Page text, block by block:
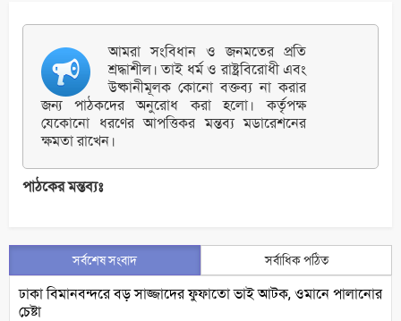
আমরা সংবিধান ও জনমতের প্রতি
শ্রদ্ধাশীল। তাই ধর্ম ও রাষ্ট্রবিরোধী এবং
উষ্কানীমূলক কোনো বক্তব্য না করার
জন্য পাঠকদের অনুরোধ করা হলো। কর্তৃপক্ষ
যেকোনো ধরণের আপত্তিকর মন্তব্য মডারেশনের
ক্ষমতা রাখেন।
পাঠকের মন্তব্যঃ
সর্বশেষ সংবাদ সর্বাধিক পঠিত
ঢাকা বিমানবন্দরে বড় সাজ্জাদের ফুফাতো ভাই আটক, ওমানে পালানোর
চেষ্টা